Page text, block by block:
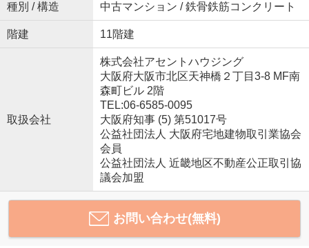
種別 / 構造 中古マンション / 鉄骨鉄筋コンクリート
階建 11階建
取扱会社
株式会社アセントハウジング
大阪府大阪市北区天神橋２丁目3-8 MF南
森町ビル 2階
TEL:06-6585-0095
大阪府知事 (5) 第51017号
公益社団法人 大阪府宅地建物取引業協会
会員
公益社団法人 近畿地区不動産公正取引協
議会加盟
お問い合わせ(無料)